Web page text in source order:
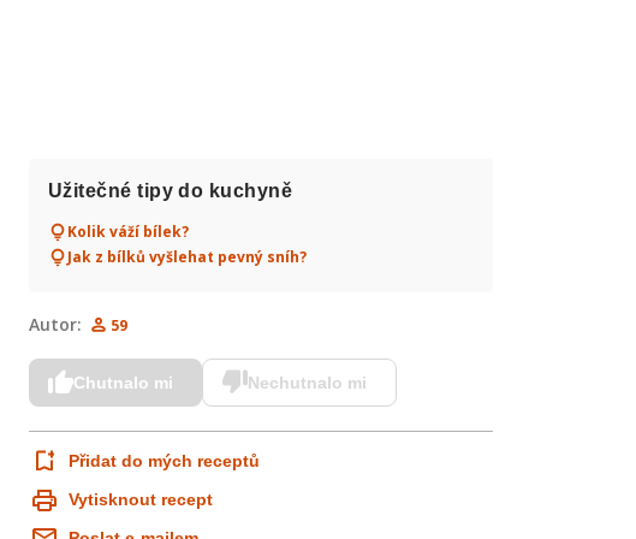
Užitečné tipy do kuchyně
Kolik váží bílek?
Jak z bílků vyšlehat pevný sníh?
Autor: 59
Chutnalo mi Nechutnalo mi
Přidat do mých receptů
Vytisknout recept